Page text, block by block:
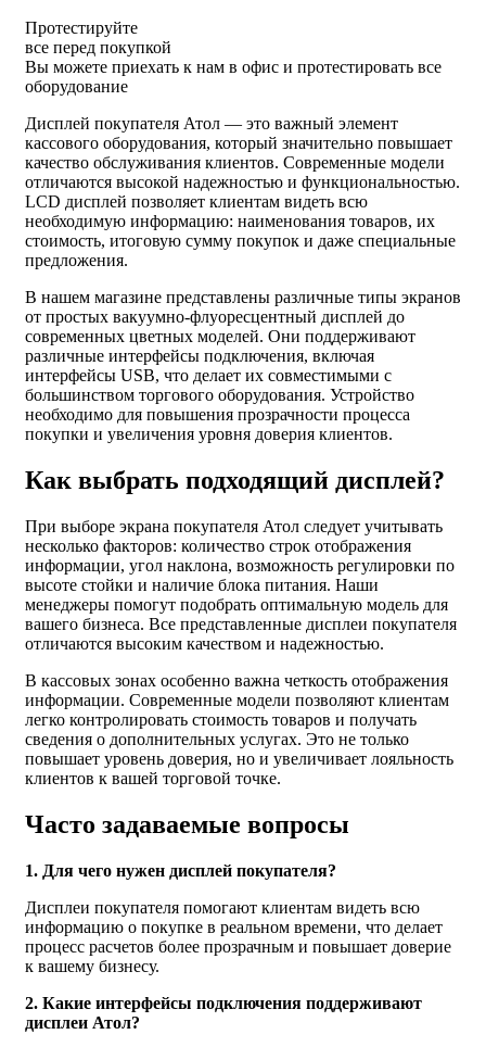
Протестируйте
все перед покупкой
Вы можете приехать к нам в офис и протестировать все
оборудование
Дисплей покупателя Атол — это важный элемент
кассового оборудования, который значительно повышает
качество обслуживания клиентов. Современные модели
отличаются высокой надежностью и функциональностью.
LCD дисплей позволяет клиентам видеть всю
необходимую информацию: наименования товаров, их
стоимость, итоговую сумму покупок и даже специальные
предложения.
В нашем магазине представлены различные типы экранов
от простых вакуумно-флуоресцентный дисплей до
современных цветных моделей. Они поддерживают
различные интерфейсы подключения, включая
интерфейсы USB, что делает их совместимыми с
большинством торгового оборудования. Устройство
необходимо для повышения прозрачности процесса
покупки и увеличения уровня доверия клиентов.
Как выбрать подходящий дисплей?
При выборе экрана покупателя Атол следует учитывать
несколько факторов: количество строк отображения
информации, угол наклона, возможность регулировки по
высоте стойки и наличие блока питания. Наши
менеджеры помогут подобрать оптимальную модель для
вашего бизнеса. Все представленные дисплеи покупателя
отличаются высоким качеством и надежностью.
В кассовых зонах особенно важна четкость отображения
информации. Современные модели позволяют клиентам
легко контролировать стоимость товаров и получать
сведения о дополнительных услугах. Это не только
повышает уровень доверия, но и увеличивает лояльность
клиентов к вашей торговой точке.
Часто задаваемые вопросы
1. Для чего нужен дисплей покупателя?
Дисплеи покупателя помогают клиентам видеть всю
информацию о покупке в реальном времени, что делает
процесс расчетов более прозрачным и повышает доверие
к вашему бизнесу.
2. Какие интерфейсы подключения поддерживают
дисплеи Атол?